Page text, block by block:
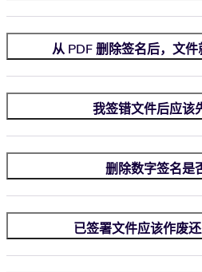
从 PDF 删除签名后，文件
我签错文件后应该
删除数字签名是
已签署文件应该作废